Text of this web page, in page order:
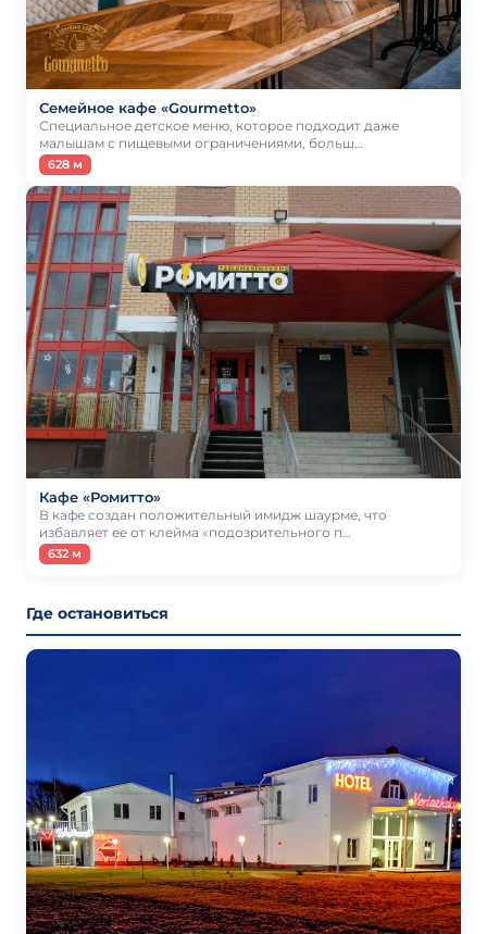
Семейное кафе «Gourmetto»
Специальное детское меню, которое подходит даже
малышам с пищевыми ограничениями, больш…
628 м
Кафе «Ромитто»
В кафе создан положительный имидж шаурме, что
избавляет ее от клейма «подозрительного п…
632 м
Где остановиться